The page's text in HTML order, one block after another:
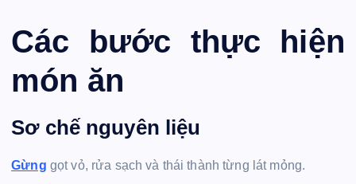
Các bước thực hiện
món ăn
Sơ chế nguyên liệu
Gừng gọt vỏ, rửa sạch và thái thành từng lát mỏng.